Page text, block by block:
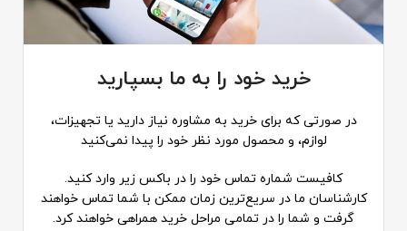
خرید خود را به ما بسپارید
در صورتی که برای خرید به مشاوره نیاز دارید یا تجهیزات،
لوازم، و محصول مورد نظر خود را پیدا نمی‌کنید
کافیست شماره تماس خود را در باکس زیر وارد کنید.
کارشناسان ما در سریع‌ترین زمان ممکن با شما تماس خواهند
گرفت و شما را در تمامی مراحل خرید همراهی خواهند کرد.